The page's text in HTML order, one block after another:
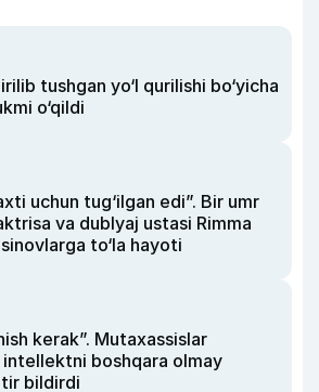
tushgan yo‘l qurilishi bo‘yicha
o‘qildi
uchun tug‘ilgan edi”. Bir umr
va dublyaj ustasi Rimma
to‘la hayoti
kerak”. Mutaxassislar
intellektni boshqara olmay
bildirdi